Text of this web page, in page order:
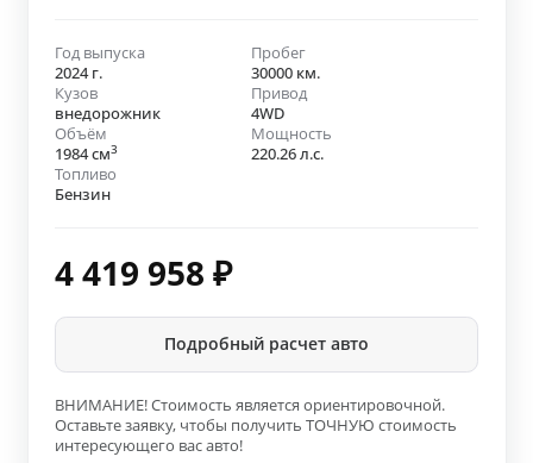
Год выпуска
2024 г.
Пробег
30000 км.
Кузов
внедорожник
Привод
4WD
Объём
1984 см3
Мощность
220.26 л.с.
Топливо
Бензин
4 419 958 ₽
Подробный расчет авто
ВНИМАНИЕ! Стоимость является ориентировочной.
Оставьте заявку, чтобы получить ТОЧНУЮ стоимость
интересующего вас авто!